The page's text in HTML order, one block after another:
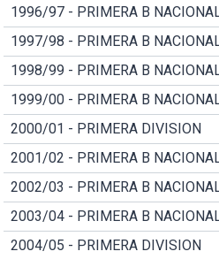
1996/97 - PRIMERA B
1997/98 - PRIMERA B
1998/99 - PRIMERA B
1999/00 - PRIMERA B
2000/01 - PRIMERA DIVISION
2001/02 - PRIMERA B
2002/03 - PRIMERA B
2003/04 - PRIMERA B
2004/05 - PRIMERA DIVISION